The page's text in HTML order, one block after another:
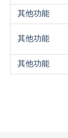
其他功能
其他功能
其他功能